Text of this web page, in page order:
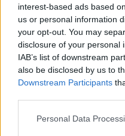
interest-based ads based
us or personal information
your opt-out. You may
disclosure of your personal
IAB’s list of downstream
also be disclosed by us to
Downstream Participants
Personal Data
υπηρεσιών της Π.Ε.
μονοπρόσωπη ΙΚΕ
διαφορά της
τις πέντε σπαρτιάτικες
προσφορές (αρ. αποφ.
Προφανώς, η κ.